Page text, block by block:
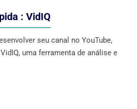
: VidIQ
seu canal no YouTube,
uma ferramenta de análise e